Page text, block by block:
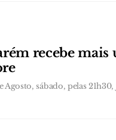
recebe mais
Agosto, sábado, pelas